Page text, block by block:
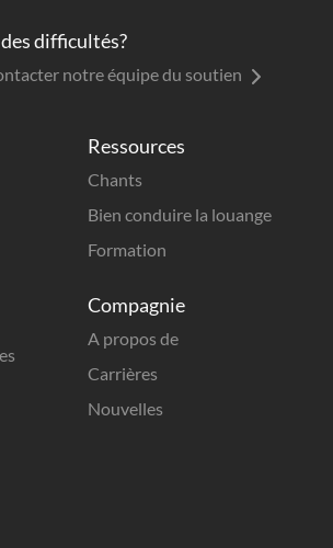
Ressources
Chants
Bien conduire la louange
Formation
Compagnie
A propos de
Carrières
Nouvelles
difficultés?
notre équipe du soutien